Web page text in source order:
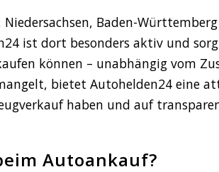
Baden-
ist dort besonders aktiv und
können – unabhängig vom
bietet Autohelden24 eine
haben und auf
Autoankauf?